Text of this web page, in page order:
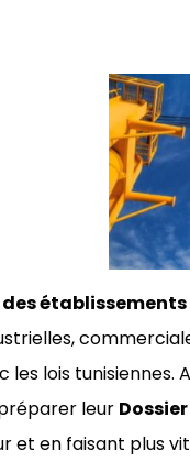
établissements
lois tunisiennes.
leur
et en faisant plus